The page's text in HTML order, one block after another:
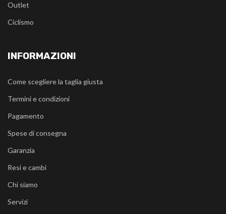
Outlet
Ciclismo
INFORMAZIONI
Come scegliere la taglia giusta
Termini e condizioni
Pagamento
Spese di consegna
Garanzia
Resi e cambi
Chi siamo
Servizi